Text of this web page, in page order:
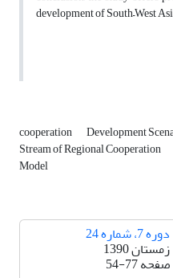
development of South–West
cooperation Development
Stream of Regional Cooperation
Model
دوره 7، شماره 24
زمستان 1390
صفحه54-77